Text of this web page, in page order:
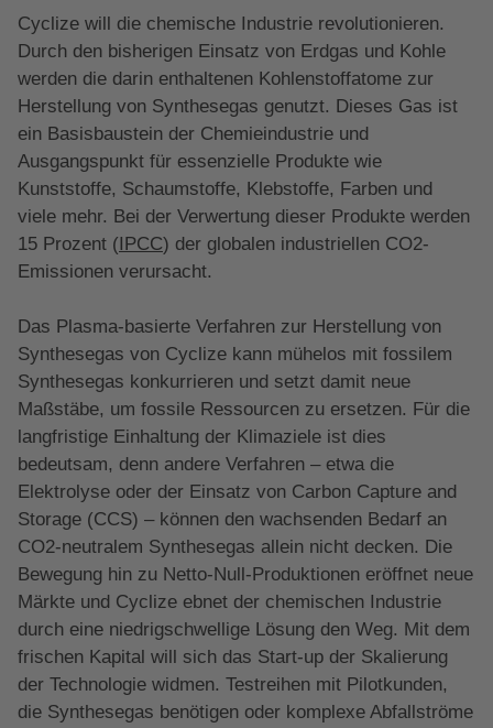
Cyclize will die chemische Industrie revolutionieren.
Durch den bisherigen Einsatz von Erdgas und Kohle
werden die darin enthaltenen Kohlenstoffatome zur
Herstellung von Synthesegas genutzt. Dieses Gas ist
ein Basisbaustein der Chemieindustrie und
Ausgangspunkt für essenzielle Produkte wie
Kunststoffe, Schaumstoffe, Klebstoffe, Farben und
viele mehr. Bei der Verwertung dieser Produkte werden
15 Prozent (IPCC) der globalen industriellen CO2-
Emissionen verursacht.
Das Plasma-basierte Verfahren zur Herstellung von
Synthesegas von Cyclize kann mühelos mit fossilem
Synthesegas konkurrieren und setzt damit neue
Maßstäbe, um fossile Ressourcen zu ersetzen. Für die
langfristige Einhaltung der Klimaziele ist dies
bedeutsam, denn andere Verfahren – etwa die
Elektrolyse oder der Einsatz von Carbon Capture and
Storage (CCS) – können den wachsenden Bedarf an
CO2-neutralem Synthesegas allein nicht decken. Die
Bewegung hin zu Netto-Null-Produktionen eröffnet neue
Märkte und Cyclize ebnet der chemischen Industrie
durch eine niedrigschwellige Lösung den Weg. Mit dem
frischen Kapital will sich das Start-up der Skalierung
der Technologie widmen. Testreihen mit Pilotkunden,
die Synthesegas benötigen oder komplexe Abfallströme